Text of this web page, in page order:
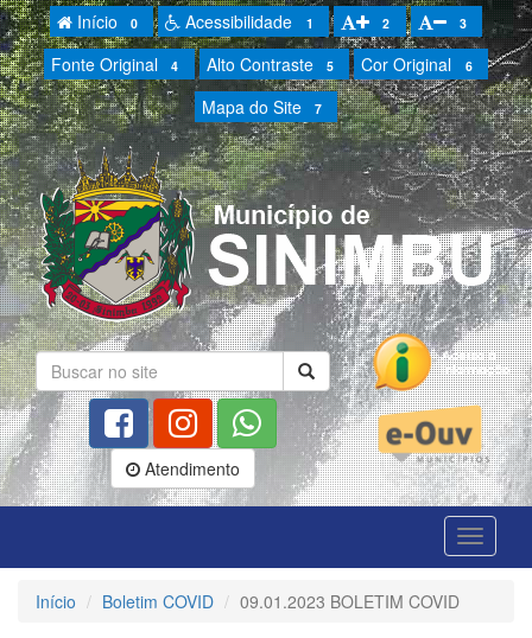
Início 0 Acessibilidade 1 2 3
Fonte Original 4 Alto Contraste 5 Cor Original 6
Mapa do Site 7
Atendimento
Início Boletim COVID 09.01.2023 BOLETIM COVID